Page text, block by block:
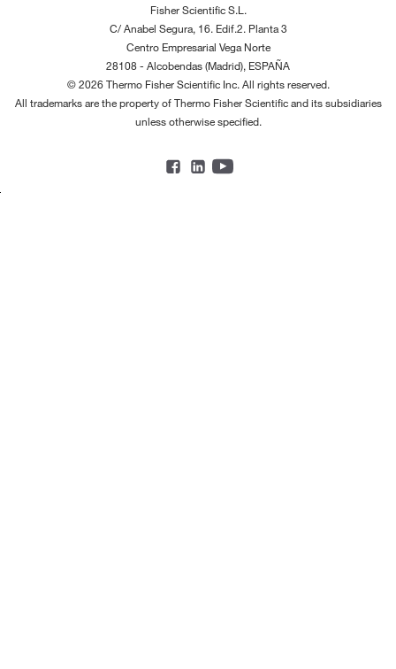
Fisher Scientific S.L.
C/ Anabel Segura, 16. Edif.2. Planta 3
Centro Empresarial Vega Norte
28108 - Alcobendas (Madrid), ESPAÑA
© 2026 Thermo Fisher Scientific Inc. All rights reserved.
All trademarks are the property of Thermo Fisher Scientific and its subsidiaries
unless otherwise specified.